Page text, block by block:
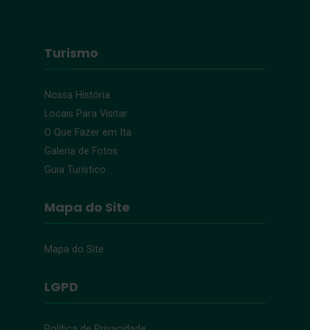
Turismo
Nossa História
Locais Para Visitar
O Que Fazer em Ita
Galeria de Fotos
Guia Turístico
Mapa do Site
Mapa do Site
LGPD